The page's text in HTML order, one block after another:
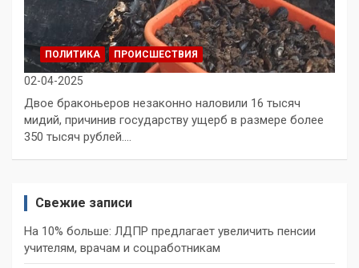
ПОЛИТИКА ПРОИСШЕСТВИЯ
02-04-2025
Двое браконьеров незаконно наловили 16 тысяч
мидий, причинив государству ущерб в размере более
350 тысяч рублей.…
Свежие записи
На 10% больше: ЛДПР предлагает увеличить пенсии
учителям, врачам и соцработникам